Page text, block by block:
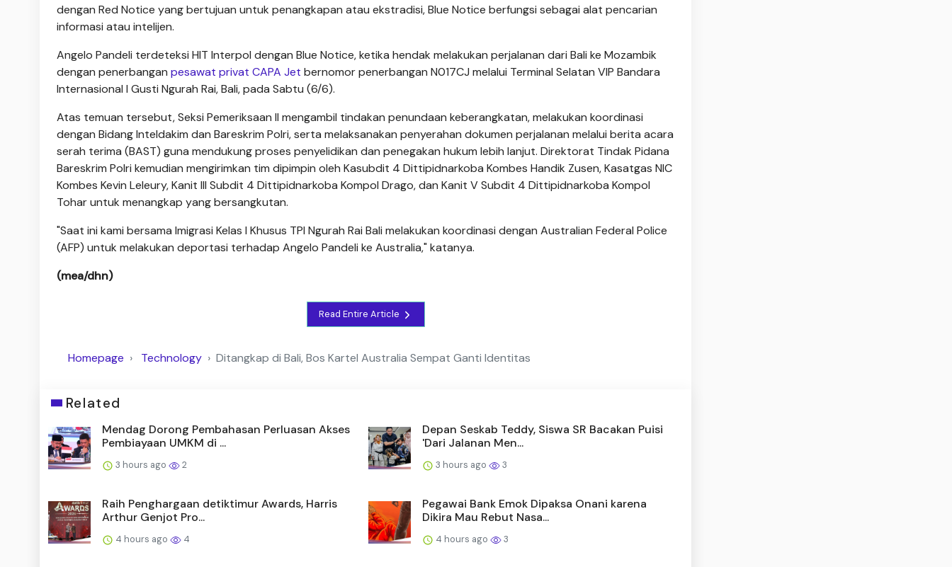
dengan Red Notice yang bertujuan untuk penangkapan atau ekstradisi, Blue Notice berfungsi sebagai alat pencarian
informasi atau intelijen.
Angelo Pandeli terdeteksi HIT Interpol dengan Blue Notice, ketika hendak melakukan perjalanan dari Bali ke Mozambik
dengan penerbangan pesawat privat CAPA Jet bernomor penerbangan N017CJ melalui Terminal Selatan VIP Bandara
Internasional I Gusti Ngurah Rai, Bali, pada Sabtu (6/6).
Atas temuan tersebut, Seksi Pemeriksaan II mengambil tindakan penundaan keberangkatan, melakukan koordinasi
dengan Bidang Inteldakim dan Bareskrim Polri, serta melaksanakan penyerahan dokumen perjalanan melalui berita acara
serah terima (BAST) guna mendukung proses penyelidikan dan penegakan hukum lebih lanjut. Direktorat Tindak Pidana
Bareskrim Polri kemudian mengirimkan tim dipimpin oleh Kasubdit 4 Dittipidnarkoba Kombes Handik Zusen, Kasatgas NIC
Kombes Kevin Leleury, Kanit III Subdit 4 Dittipidnarkoba Kompol Drago, dan Kanit V Subdit 4 Dittipidnarkoba Kompol
Tohar untuk menangkap yang bersangkutan.
"Saat ini kami bersama Imigrasi Kelas I Khusus TPI Ngurah Rai Bali melakukan koordinasi dengan Australian Federal Police
(AFP) untuk melakukan deportasi terhadap Angelo Pandeli ke Australia," katanya.
(mea/dhn)
Read Entire Article
Homepage Technology Ditangkap di Bali, Bos Kartel Australia Sempat Ganti Identitas
Related
Mendag Dorong Pembahasan Perluasan Akses
Pembiayaan UMKM di ...
3 hours ago 2
Depan Seskab Teddy, Siswa SR Bacakan Puisi
'Dari Jalanan Men...
3 hours ago 3
Raih Penghargaan detiktimur Awards, Harris
Arthur Genjot Pro...
4 hours ago 4
Pegawai Bank Emok Dipaksa Onani karena
Dikira Mau Rebut Nasa...
4 hours ago 3